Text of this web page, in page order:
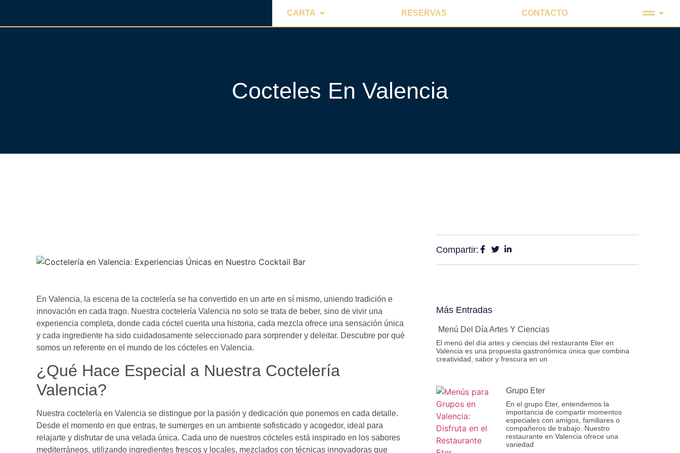
CARTA RESERVAS CONTACTO
Cocteles En Valencia
En Valencia, la escena de la coctelería se ha convertido en un arte en sí mismo, uniendo tradición e
innovación en cada trago. Nuestra coctelería Valencia no solo se trata de beber, sino de vivir una
experiencia completa, donde cada cóctel cuenta una historia, cada mezcla ofrece una sensación única
y cada ingrediente ha sido cuidadosamente seleccionado para sorprender y deleitar. Descubre por qué
somos un referente en el mundo de los cócteles en Valencia.
¿Qué Hace Especial a Nuestra Coctelería
Valencia?
Nuestra coctelería en Valencia se distingue por la pasión y dedicación que ponemos en cada detalle.
Desde el momento en que entras, te sumerges en un ambiente sofisticado y acogedor, ideal para
relajarte y disfrutar de una velada única. Cada uno de nuestros cócteles está inspirado en los sabores
mediterráneos, utilizando ingredientes frescos y locales, mezclados con técnicas innovadoras que
Compartir:
Más Entradas
Menú Del Día Artes Y Ciencias
El menú del día artes y ciencias del restaurante Eter en
Valencia es una propuesta gastronómica única que combina
creatividad, sabor y frescura en un
Grupo Eter
En el grupo Eter, entendemos la
importancia de compartir momentos
especiales con amigos, familiares o
compañeros de trabajo. Nuestro
restaurante en Valencia ofrece una
variedad